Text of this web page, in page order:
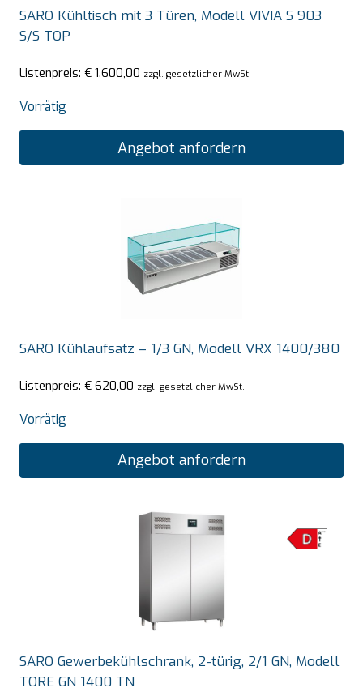
SARO Kühltisch mit 3 Türen, Modell VIVIA S 903
S/S TOP
Listenpreis: € 1.600,00 zzgl. gesetzlicher MwSt.
Vorrätig
Angebot anfordern
SARO Kühlaufsatz – 1/3 GN, Modell VRX 1400/380
Listenpreis: € 620,00 zzgl. gesetzlicher MwSt.
Vorrätig
Angebot anfordern
SARO Gewerbekühlschrank, 2-türig, 2/1 GN, Modell
TORE GN 1400 TN